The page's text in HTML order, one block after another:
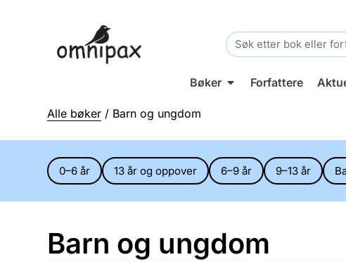
Search
for:
Bøker Forfattere
Alle bøker / Barn og ungdom
0–6 år 13 år og oppover 6–9 år 9–13 år
Barn og ungdom